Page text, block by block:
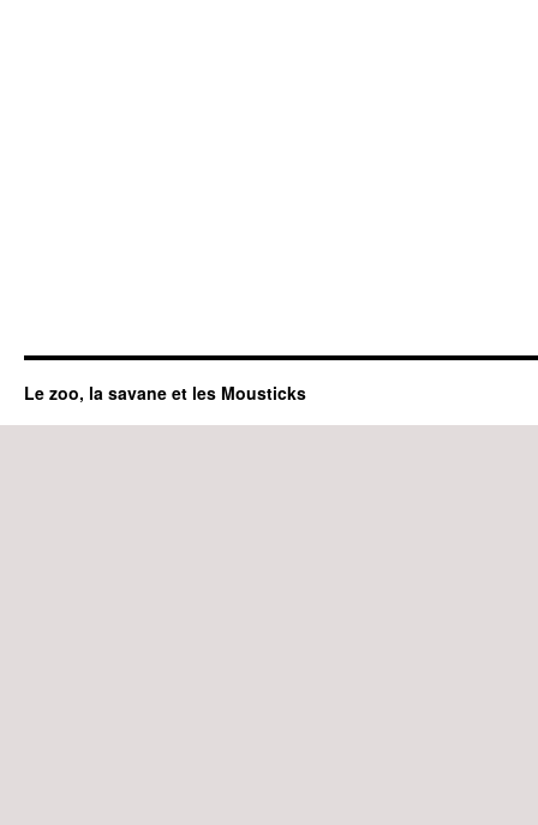
Le zoo, la savane et les Mousticks